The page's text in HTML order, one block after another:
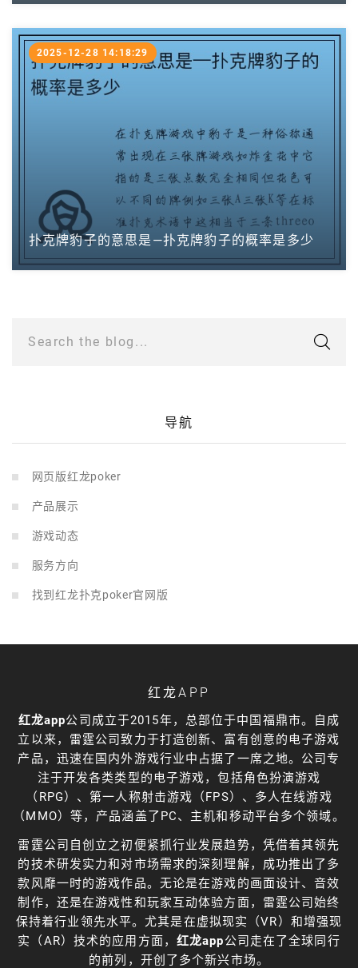
扑克牌豹子的意思是—扑克牌豹子的概率是多少
2025-12-28 14:18:29
Search the blog...
导航
网页版红龙poker
产品展示
游戏动态
服务方向
找到红龙扑克poker官网版
红龙APP
红龙app公司成立于2015年，总部位于中国福鼎市。自成
立以来，雷霆公司致力于打造创新、富有创意的电子游戏
产品，迅速在国内外游戏行业中占据了一席之地。公司专
注于开发各类类型的电子游戏，包括角色扮演游戏
（RPG）、第一人称射击游戏（FPS）、多人在线游戏
（MMO）等，产品涵盖了PC、主机和移动平台多个领域。
雷霆公司自创立之初便紧抓行业发展趋势，凭借着其领先
的技术研发实力和对市场需求的深刻理解，成功推出了多
款风靡一时的游戏作品。无论是在游戏的画面设计、音效
制作，还是在游戏性和玩家互动体验方面，雷霆公司始终
保持着行业领先水平。尤其是在虚拟现实（VR）和增强现
实（AR）技术的应用方面， 红龙app公司走在了全球同行
的前列，开创了多个新兴市场。